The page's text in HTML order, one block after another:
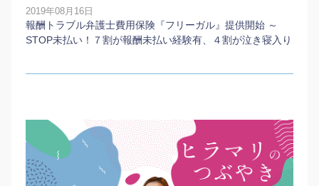
2019年08月16日
報酬トラブル弁護士費用保険『フリーガル』提供開始 ～
STOP未払い！７割が報酬未払い経験有、４割が泣き寝入り